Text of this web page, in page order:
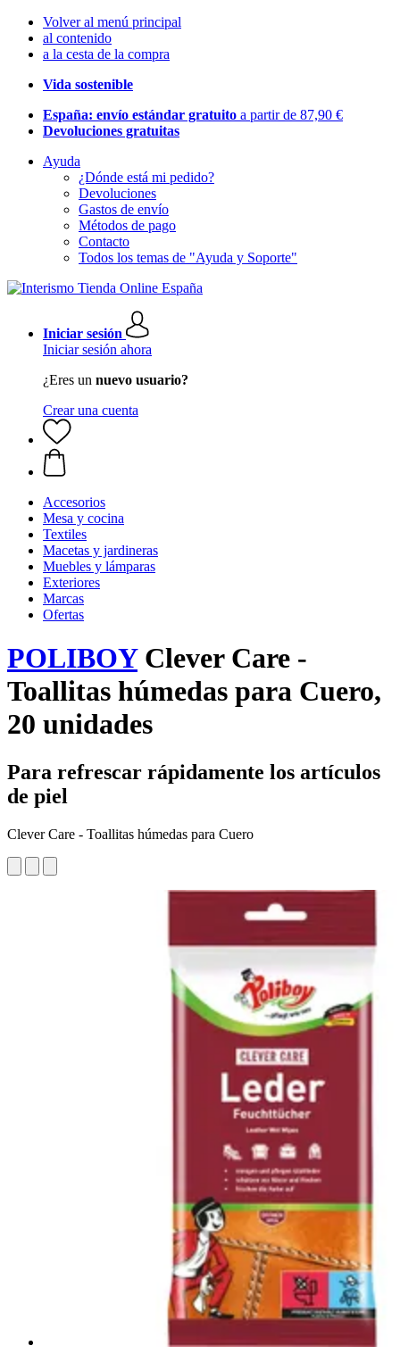
Volver al menú principal
al contenido
a la cesta de la compra
Vida sostenible
España: envío estándar gratuito a partir de 87,90 €
Devoluciones gratuitas
Ayuda
¿Dónde está mi pedido?
Devoluciones
Gastos de envío
Métodos de pago
Contacto
Todos los temas de "Ayuda y Soporte"
Iniciar sesión
Iniciar sesión ahora
¿Eres un nuevo usuario?
Crear una cuenta
Accesorios
Mesa y cocina
Textiles
Macetas y jardineras
Muebles y lámparas
Exteriores
Marcas
Ofertas
POLIBOYClever Care -
Toallitas húmedas para Cuero,
20 unidades
Para refrescar rápidamente los artículos
de piel
Clever Care - Toallitas húmedas para Cuero